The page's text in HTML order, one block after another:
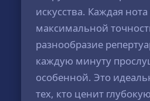
искусства. Каждая нота
максимальной
разнообразие
каждую минуту
особенной. Это
тех, кто ценит